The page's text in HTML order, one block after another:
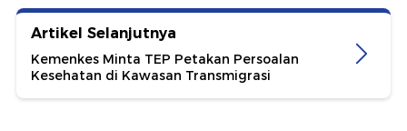
Artikel Selanjutnya
Kemenkes Minta TEP Petakan Persoalan
Kesehatan di Kawasan Transmigrasi